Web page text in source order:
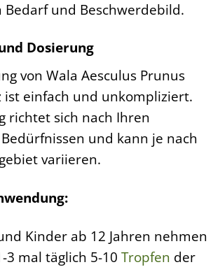
und Beschwerdebild.
Dosierung
von Wala Aesculus Prunus
ist einfach und unkompliziert.
richtet sich nach Ihren
und kann je nach
variieren.
Kinder ab 12 Jahren nehmen
3 mal täglich 5-10 Tropfen der